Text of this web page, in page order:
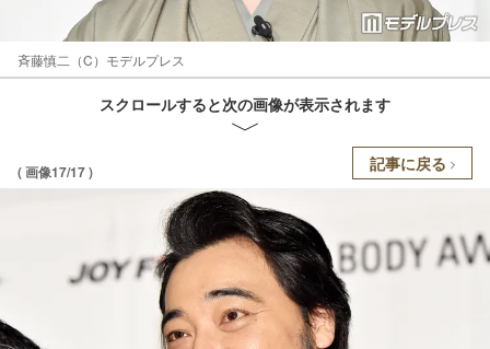
斉藤慎二（C）モデルプレス
スクロールすると次の画像が表示されます
( 画像17/17 ) 記事に戻る